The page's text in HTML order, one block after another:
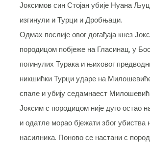
Јоксимов син Стојан убије Нуана
изгинули и Турци и Дробњаци.
Одмах послије овог догађаја кнез
породицом побјеже на Гласинац, у
погинулих Турака и њиховог
никшићки Турци ударе на
спале и убију седамнаест
Јоксим с породицом није дуго остао
и одатле морао бјежати због убиства
насилника. Поново се настани с